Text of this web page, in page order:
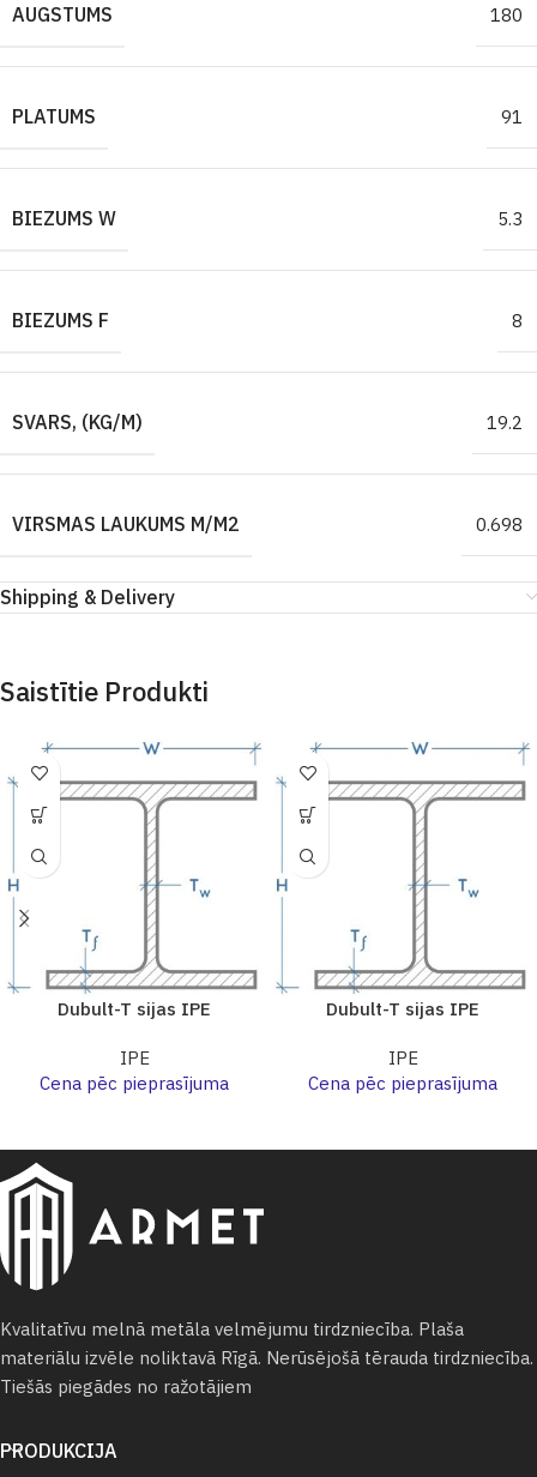
AUGSTUMS 180
PLATUMS 91
BIEZUMS W 5.3
BIEZUMS F 8
SVARS, (KG/M) 19.2
VIRSMAS LAUKUMS M/M2 0.698
Shipping & Delivery
Saistītie Produkti
Dubult-T sijas IPE
IPE
Cena pēc pieprasījuma
Dubult-T sijas IPE
IPE
Cena pēc pieprasījuma
Kvalitatīvu melnā metāla velmējumu tirdzniecība. Plaša
materiālu izvēle noliktavā Rīgā. Nerūsējošā tērauda tirdzniecība.
Tiešās piegādes no ražotājiem
PRODUKCIJA